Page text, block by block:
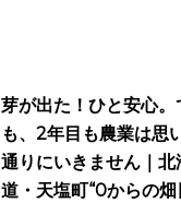
芽が出た！ひと安心。
も、2年目も農業は思
通りにいきません｜北
道・天塩町“0からの畑